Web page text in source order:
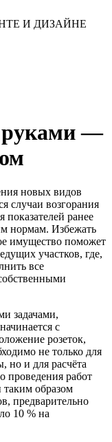
И ДИЗАЙНЕ
руками —
новых видов
случаи возгорания
показателей ранее
нормам. Избежать
имущество поможет
участков, где,
все
задачами,
с
розеток,
не только для
но и для расчёта
проведения работ
образом
предварительно
10 % на